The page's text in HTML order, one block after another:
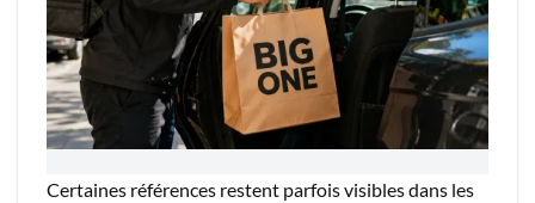
Certaines références restent parfois visibles dans les